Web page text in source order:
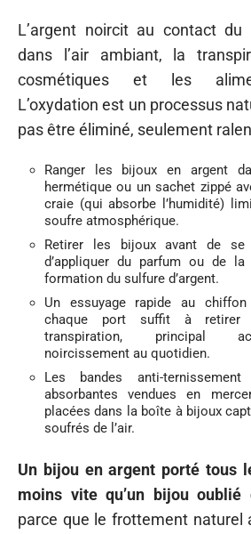
L’argent noircit au contact du
dans l’air ambiant, la
cosmétiques et les
L’oxydation est un processus
pas être éliminé, seulement
Ranger les bijoux en argent
hermétique ou un sachet zippé
craie (qui absorbe l’humidité)
soufre atmosphérique.
Retirer les bijoux avant de
d’appliquer du parfum ou de
formation du sulfure d’argent.
Un essuyage rapide au
chaque port suffit à retirer
transpiration, principal
noircissement au quotidien.
Les bandes anti-
absorbantes vendues en
placées dans la boîte à bijoux
soufrés de l’air.
Un bijou en argent porté tous
moins vite qu’un bijou
parce que le frottement naturel